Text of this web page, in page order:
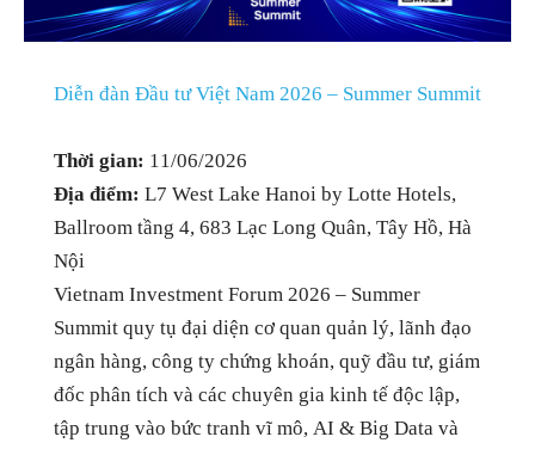
Diễn đàn Đầu tư Việt Nam 2026 – Summer Summit
Thời gian: 11/06/2026
Địa điểm: L7 West Lake Hanoi by Lotte Hotels,
Ballroom tầng 4, 683 Lạc Long Quân, Tây Hồ, Hà
Nội
Vietnam Investment Forum 2026 – Summer
Summit quy tụ đại diện cơ quan quản lý, lãnh đạo
ngân hàng, công ty chứng khoán, quỹ đầu tư, giám
đốc phân tích và các chuyên gia kinh tế độc lập,
tập trung vào bức tranh vĩ mô, AI & Big Data và